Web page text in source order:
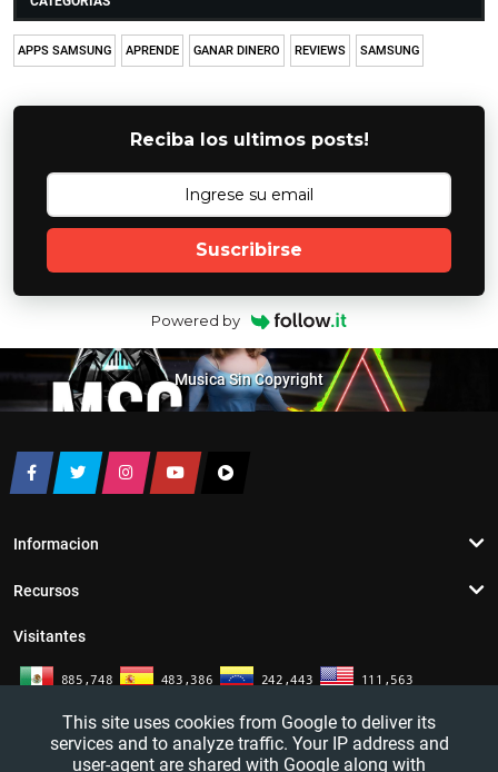
APPS SAMSUNG APRENDE GANAR DINERO REVIEWS SAMSUNG
Reciba los ultimos posts!
Suscribirse
Powered by
Musica Sin Copyright
Informacion
Recursos
Visitantes
This site uses cookies from Google to deliver its
services and to analyze traffic. Your IP address and
user-agent are shared with Google along with